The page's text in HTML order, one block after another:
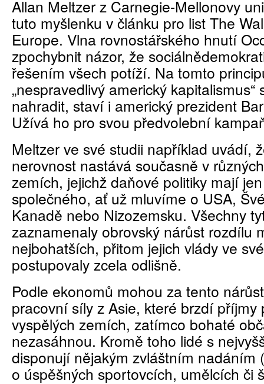
Allan Meltzer z Carnegie-Mellonovy
tuto myšlenku v článku pro list The
Europe. Vlna rovnostářského hnutí
zpochybnit názor, že
řešením všech potíží. Na tomto
„nespravedlivý americký kapitalismus“
nahradit, staví i americký prezident
Užívá ho pro svou předvolební
Meltzer ve své studii například uvádí,
nerovnost nastává současně v
zemích, jejichž daňové politiky mají
společného, ať už mluvíme o USA,
Kanadě nebo Nizozemsku. Všechny
zaznamenaly obrovský nárůst rozdílu
nejbohatších, přitom jejich vlády ve
postupovaly zcela odlišně.
Podle ekonomů mohou za tento
pracovní síly z Asie, které brzdí příjmy
vyspělých zemích, zatímco bohaté
nezasáhnou. Kromě toho lidé s
disponují nějakým zvláštním nadáním
o úspěšných sportovcích, umělcích či